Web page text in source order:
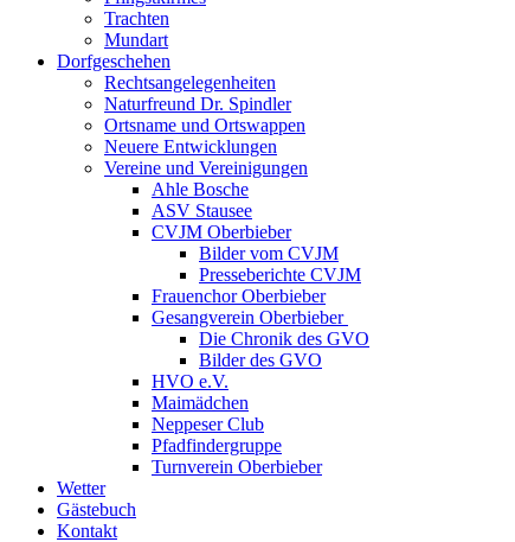
Trachten
Mundart
Dorfgeschehen
Rechtsangelegenheiten
Naturfreund Dr. Spindler
Ortsname und Ortswappen
Neuere Entwicklungen
Vereine und Vereinigungen
Ahle Bosche
ASV Stausee
CVJM Oberbieber
Bilder vom CVJM
Presseberichte CVJM
Frauenchor Oberbieber
Gesangverein Oberbieber
Die Chronik des GVO
Bilder des GVO
HVO e.V.
Maimädchen
Neppeser Club
Pfadfindergruppe
Turnverein Oberbieber
Wetter
Gästebuch
Kontakt